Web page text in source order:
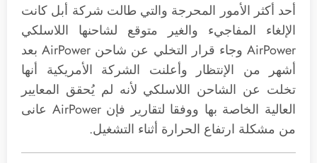
أحد أكثر الأمور المحرجة والتي طالت شركة أبل كانت
الإلغاء المفاجيء والغير متوقع لشاحنها اللاسلكي
AirPower وجاء قرار التخلي عن شاحن AirPower بعد
أشهر من الإنتظار وأعلنت الشركة الأمريكية أنها
تخلت عن الشاحن اللاسلكي لأنه لم يُحقق المعايير
العالية الخاصة بها ووفقا لتقارير فإن AirPower عانى
من مشكلة ارتفاع الحرارة أثناء التشغيل.